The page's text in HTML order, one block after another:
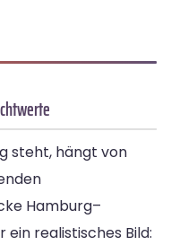
steht, hängt von
Hamburg–
ein realistisches Bild: